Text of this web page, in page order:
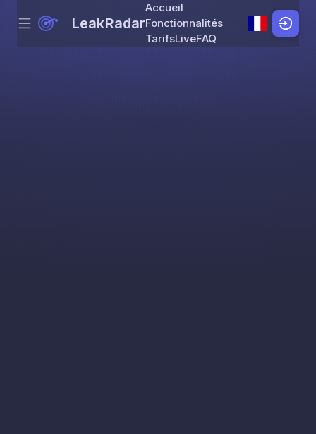
Skip to content
Menu LeakRadar
Accueil
Fonctionnalités
TarifsLiveFAQ